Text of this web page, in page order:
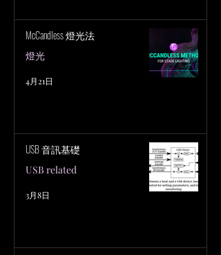
McCandless 燈光法
燈光
4月21日
USB 音訊基礎
USB related
3月8日